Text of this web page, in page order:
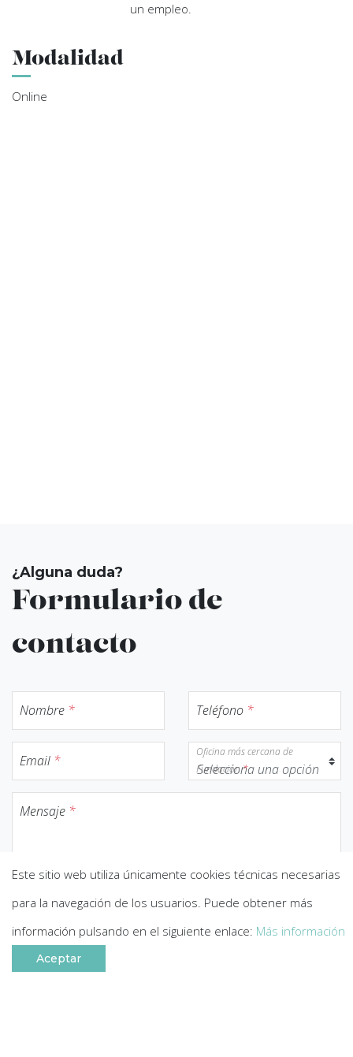
Este sitio web utiliza únicamente cookies técnicas necesarias
para la navegación de los usuarios. Puede obtener más
información pulsando en el siguiente enlace: Más información
Aceptar
un empleo.
Modalidad
Online
¿Alguna duda?
Formulario de
contacto
Nombre * Teléfono *
Email *
Oficina más cercana de
Fundación*
Mensaje *
Información básica sobre el tratamiento de datos
personales